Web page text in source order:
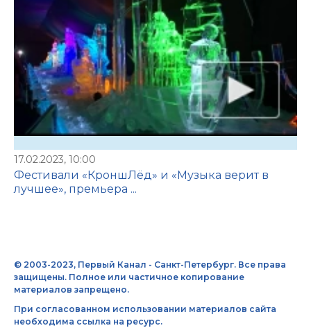
17.02.2023, 10:00
Фестивали «КроншЛёд» и «Музыка верит в
лучшее», премьера ...
© 2003-2023, Первый Канал - Санкт-Петербург. Все права
защищены. Полное или частичное копирование
материалов запрещено.
При согласованном использовании материалов сайта
необходима ссылка на ресурс.